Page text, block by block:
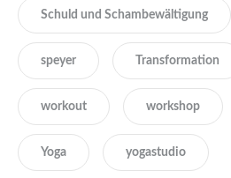
Schuld und Schambewältigung
speyer Transformation
workout workshop
Yoga yogastudio